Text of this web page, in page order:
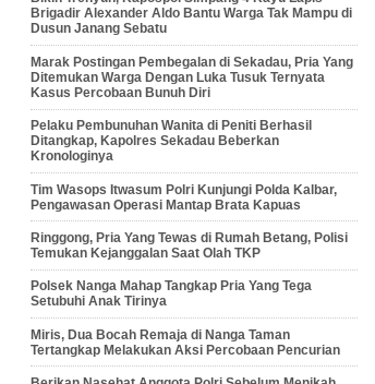
Brigadir Alexander Aldo Bantu Warga Tak Mampu di
Dusun Janang Sebatu
Marak Postingan Pembegalan di Sekadau, Pria Yang
Ditemukan Warga Dengan Luka Tusuk Ternyata
Kasus Percobaan Bunuh Diri
Pelaku Pembunuhan Wanita di Peniti Berhasil
Ditangkap, Kapolres Sekadau Beberkan
Kronologinya
Tim Wasops Itwasum Polri Kunjungi Polda Kalbar,
Pengawasan Operasi Mantap Brata Kapuas
Ringgong, Pria Yang Tewas di Rumah Betang, Polisi
Temukan Kejanggalan Saat Olah TKP
Polsek Nanga Mahap Tangkap Pria Yang Tega
Setubuhi Anak Tirinya
Miris, Dua Bocah Remaja di Nanga Taman
Tertangkap Melakukan Aksi Percobaan Pencurian